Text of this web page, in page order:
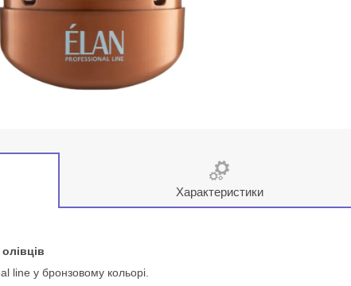
Характеристики
line у бронзовому кольорі.